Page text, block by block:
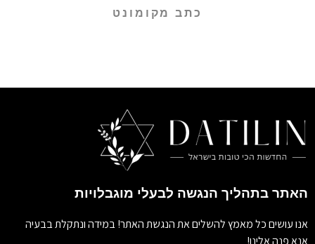
כתב מקומונט
האתר בתהליך הנגשה לבעלי מוגבלויות
אנו עושים כל מאמץ להשלים את הנגשת האתר! במידה ונתקלת בבעיה
אנא פנה אלינו!